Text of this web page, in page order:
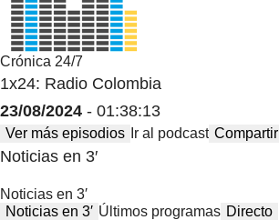
Crónica 24/7
1x24: Radio Colombia
23/08/2024 - 01:38:13
Ver más episodios Ir al podcast Compartir
Noticias en 3′
Noticias en 3′
Noticias en 3′ Últimos programas Directo